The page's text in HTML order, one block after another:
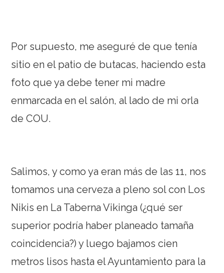
Por supuesto, me aseguré de que tenía
sitio en el patio de butacas, haciendo esta
foto que ya debe tener mi madre
enmarcada en el salón, al lado de mi orla
de COU.
Salimos, y como ya eran más de las 11, nos
tomamos una cerveza a pleno sol con Los
Nikis en La Taberna Vikinga (¿qué ser
superior podría haber planeado tamaña
coincidencia?) y luego bajamos cien
metros lisos hasta el Ayuntamiento para la